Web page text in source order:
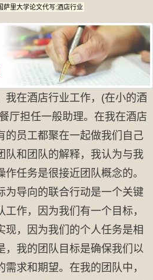
萨里大学论文代写:酒店行业
我在酒店行业工作，(在小的酒
厅担任一般助理。在我在酒店
的员工都聚在一起做我们自己
队和团队的解释，我认为与我
任务是很接近团队概念的。
为导向的联合行动是一个关键
作，因为我们有一个目标，
现，因为我们的个人任务是相
，我的团队目标是确保我们以
求和期望。在我的团队中，